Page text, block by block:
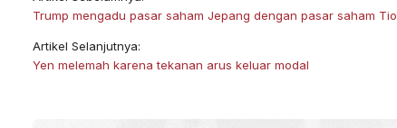
Trump mengadu pasar saham Jepang dengan pasar saham
Artikel Selanjutnya:
Yen melemah karena tekanan arus keluar modal